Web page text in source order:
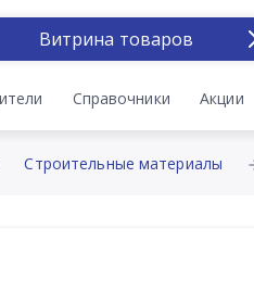
Витрина товаров
Справочники Акции
Строительные материалы